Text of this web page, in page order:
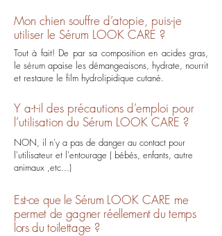
Mon chien souffre d’atopie, puis-je
utiliser le Sérum LOOK CARE ?
Tout à fait! De par sa composition en acides gras,
le sérum apaise les démangeaisons, hydrate, nourrit
et restaure le film hydrolipidique cutané.
Y a-t-il des précautions d’emploi pour
l’utilisation du Sérum LOOK CARE ?
NON, il n'y a pas de danger au contact pour
l'utilisateur et l'entourage ( bébés, enfants, autre
animaux ,etc...)
Est-ce que le Sérum LOOK CARE me
permet de gagner réellement du temps
lors du toilettage ?